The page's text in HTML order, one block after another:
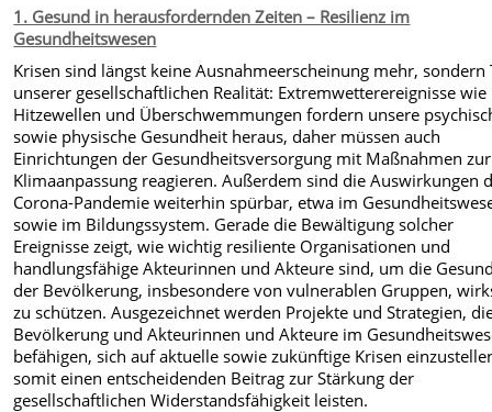
1. Gesund in herausfordernden Zeiten – Resilienz im
Gesundheitswesen
Krisen sind längst keine Ausnahmeerscheinung mehr, sondern
unserer gesellschaftlichen Realität: Extremwetterereignisse wie
Hitzewellen und Überschwemmungen fordern unsere
sowie physische Gesundheit heraus, daher müssen auch
Einrichtungen der Gesundheitsversorgung mit Maßnahmen zur
Klimaanpassung reagieren. Außerdem sind die Auswirkungen
Corona-Pandemie weiterhin spürbar, etwa im
sowie im Bildungssystem. Gerade die Bewältigung solcher
Ereignisse zeigt, wie wichtig resiliente Organisationen und
handlungsfähige Akteurinnen und Akteure sind, um die
der Bevölkerung, insbesondere von vulnerablen Gruppen,
zu schützen. Ausgezeichnet werden Projekte und Strategien,
Bevölkerung und Akteurinnen und Akteure im
befähigen, sich auf aktuelle sowie zukünftige Krisen
somit einen entscheidenden Beitrag zur Stärkung der
gesellschaftlichen Widerstandsfähigkeit leisten.